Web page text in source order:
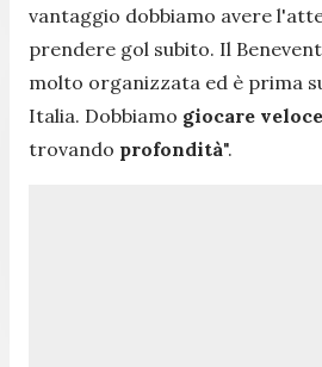
vantaggio dobbiamo avere
prendere gol subito. Il
molto organizzata ed è prima
Italia. Dobbiamo giocare veloce
trovando profondità".